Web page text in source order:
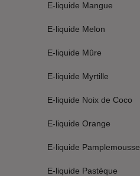
E-liquide Mangue
E-liquide Melon
E-liquide Mûre
E-liquide Myrtille
E-liquide Noix de Coco
E-liquide Orange
E-liquide Pamplemousse
E-liquide Pastèque